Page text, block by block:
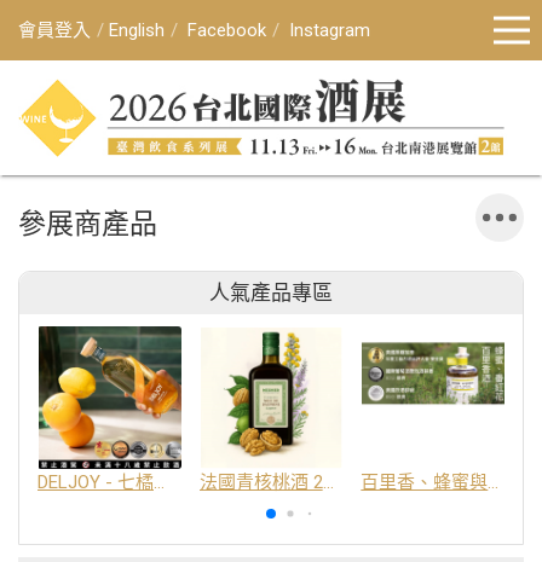
會員登入 English Facebook Instagram
參展商產品
人氣產品專區
DELJOY - 七橘干邑利口酒 24% 法國青核桃酒 25% 百里香、蜂蜜與番紅花酒